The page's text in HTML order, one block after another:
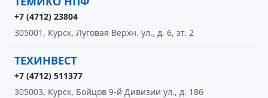
+7 (4712) 23804
305001, Курск, Луговая Верхн. ул., д. 6, эт. 2
ТЕХИНВЕСТ
+7 (4712) 511377
305003, Курск, Бойцов 9-й Дивизии ул., д. 186